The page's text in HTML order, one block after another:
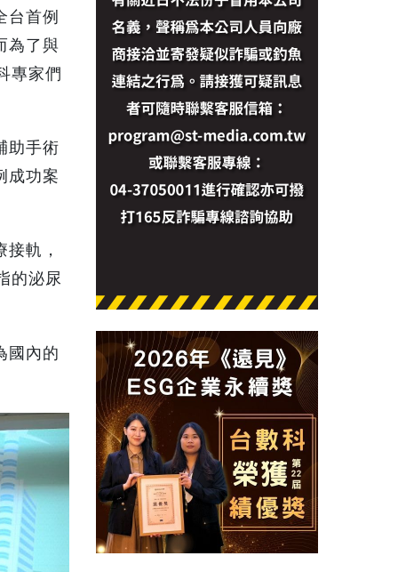
台首例
為了與
專家們
助手術
成功案
軌，
的泌尿
國內的